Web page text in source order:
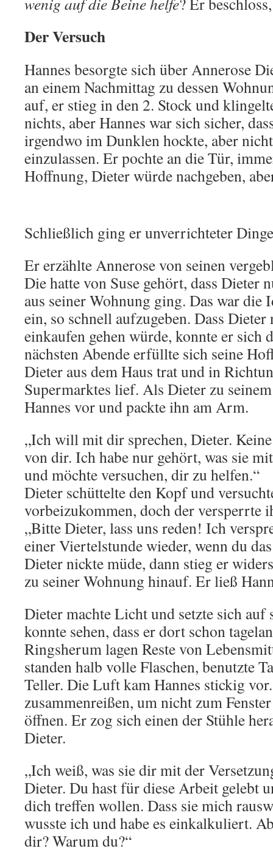
Der Versuch
Hannes besorgte sich über Annerose
an einem Nachmittag zu dessen
auf, er stieg in den 2. Stock und
nichts, aber Hannes war sich sicher,
irgendwo im Dunklen hockte, aber
einzulassen. Er pochte an die Tür,
Hoffnung, Dieter würde nachgeben,
Schließlich ging er unverrichteter
Er erzählte Annerose von seinen
Die hatte von Suse gehört, dass Dieter
aus seiner Wohnung ging. Das war die
ein, so schnell aufzugeben. Dass
einkaufen gehen würde, konnte er sich
nächsten Abende erfüllte sich seine
Dieter aus dem Haus trat und in
Supermarktes lief. Als Dieter zu
Hannes vor und packte ihn am Arm.
„Ich will mit dir sprechen, Dieter.
von dir. Ich habe nur gehört, was sie
und möchte versuchen, dir zu helfen.“
Dieter schüttelte den Kopf und
vorbeizukommen, doch der versperrte
„Bitte Dieter, lass uns reden! Ich
einer Viertelstunde wieder, wenn du
Dieter nickte müde, dann stieg er
zu seiner Wohnung hinauf. Er ließ
Dieter machte Licht und setzte sich auf
konnte sehen, dass er dort schon
Ringsherum lagen Reste von
standen halb volle Flaschen, benutzte
Teller. Die Luft kam Hannes stickig
zusammenreißen, um nicht zum
öffnen. Er zog sich einen der Stühle
Dieter.
„Ich weiß, was sie dir mit der
Dieter. Du hast für diese Arbeit gelebt
dich treffen wollen. Dass sie mich
wusste ich und habe es einkalkuliert.
dir? Warum du?“